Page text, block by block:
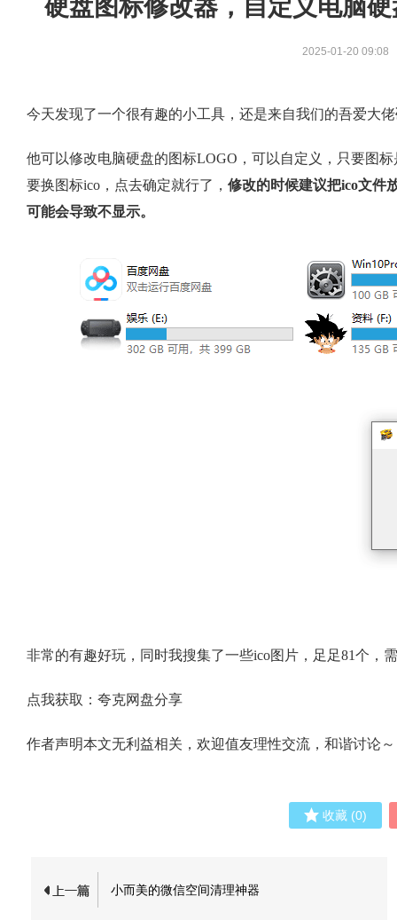
硬盘图标修改器，自定义电脑
2025-01-20 09:08
今天发现了一个很有趣的小工具，还是来自我们的吾爱大佬
他可以修改电脑硬盘的图标LOGO，可以自定义，只要图
要换图标ico，点去确定就行了， 修改的时候建议把ico文件
可能会导致不显示。
非常的有趣好玩，同时我搜集了一些ico图片，足足81个，
点我获取：夸克网盘分享
作者声明本文无利益相关，欢迎值友理性交流，和谐讨论～
收藏 (0)
小而美的微信空间清理神器